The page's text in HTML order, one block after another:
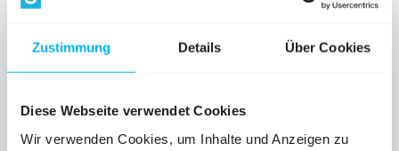
Zustimmung Details Über Cookies
Diese Webseite verwendet Cookies
Wir verwenden Cookies, um Inhalte und Anzeigen zu
Mitsubishi Service
Opel
Peugeot
Chevrolet Service
Saab Service